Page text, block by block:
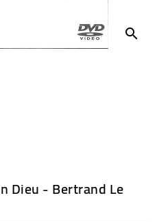
search
Dieu - Bertrand Le